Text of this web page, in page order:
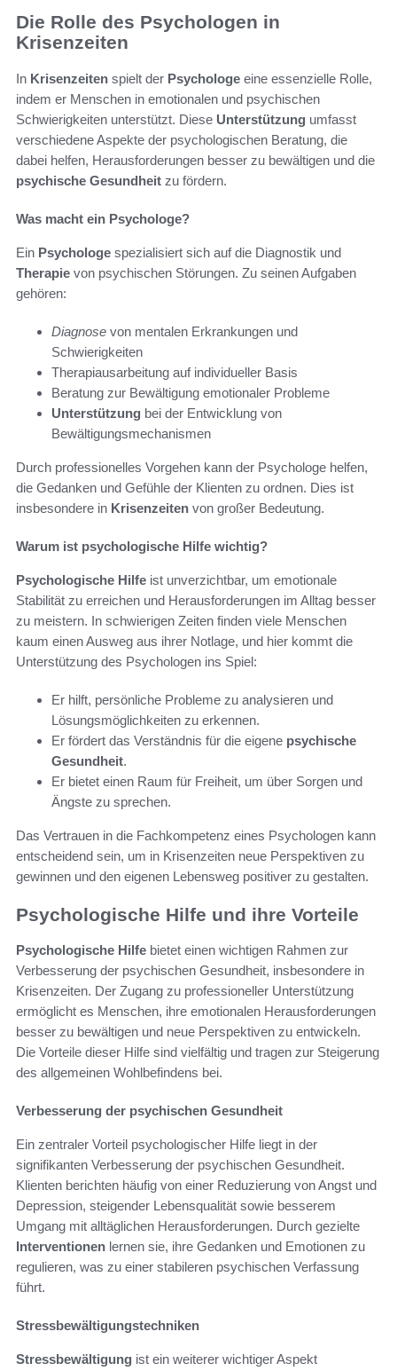
Die Rolle des Psychologen in
Krisenzeiten
In Krisenzeiten spielt der Psychologe eine essenzielle Rolle,
indem er Menschen in emotionalen und psychischen
Schwierigkeiten unterstützt. Diese Unterstützung umfasst
verschiedene Aspekte der psychologischen Beratung, die
dabei helfen, Herausforderungen besser zu bewältigen und die
psychische Gesundheit zu fördern.
Was macht ein Psychologe?
Ein Psychologe spezialisiert sich auf die Diagnostik und
Therapie von psychischen Störungen. Zu seinen Aufgaben
gehören:
Diagnose von mentalen Erkrankungen und
Schwierigkeiten
Therapiausarbeitung auf individueller Basis
Beratung zur Bewältigung emotionaler Probleme
Unterstützung bei der Entwicklung von
Bewältigungsmechanismen
Durch professionelles Vorgehen kann der Psychologe helfen,
die Gedanken und Gefühle der Klienten zu ordnen. Dies ist
insbesondere in Krisenzeiten von großer Bedeutung.
Warum ist psychologische Hilfe wichtig?
Psychologische Hilfe ist unverzichtbar, um emotionale
Stabilität zu erreichen und Herausforderungen im Alltag besser
zu meistern. In schwierigen Zeiten finden viele Menschen
kaum einen Ausweg aus ihrer Notlage, und hier kommt die
Unterstützung des Psychologen ins Spiel:
Er hilft, persönliche Probleme zu analysieren und
Lösungsmöglichkeiten zu erkennen.
Er fördert das Verständnis für die eigene psychische
Gesundheit.
Er bietet einen Raum für Freiheit, um über Sorgen und
Ängste zu sprechen.
Das Vertrauen in die Fachkompetenz eines Psychologen kann
entscheidend sein, um in Krisenzeiten neue Perspektiven zu
gewinnen und den eigenen Lebensweg positiver zu gestalten.
Psychologische Hilfe und ihre Vorteile
Psychologische Hilfe bietet einen wichtigen Rahmen zur
Verbesserung der psychischen Gesundheit, insbesondere in
Krisenzeiten. Der Zugang zu professioneller Unterstützung
ermöglicht es Menschen, ihre emotionalen Herausforderungen
besser zu bewältigen und neue Perspektiven zu entwickeln.
Die Vorteile dieser Hilfe sind vielfältig und tragen zur Steigerung
des allgemeinen Wohlbefindens bei.
Verbesserung der psychischen Gesundheit
Ein zentraler Vorteil psychologischer Hilfe liegt in der
signifikanten Verbesserung der psychischen Gesundheit.
Klienten berichten häufig von einer Reduzierung von Angst und
Depression, steigender Lebensqualität sowie besserem
Umgang mit alltäglichen Herausforderungen. Durch gezielte
Interventionen lernen sie, ihre Gedanken und Emotionen zu
regulieren, was zu einer stabileren psychischen Verfassung
führt.
Stressbewältigungstechniken
Stressbewältigung ist ein weiterer wichtiger Aspekt